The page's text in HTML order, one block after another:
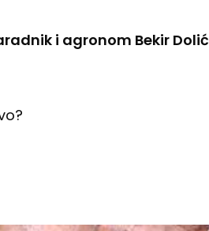
i agronom Bekir Dolić